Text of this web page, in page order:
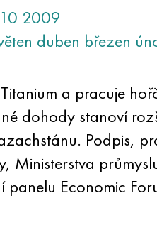
2009
duben březen
a pracuje
dohody stanoví
Podpis,
Ministerstva
Economic